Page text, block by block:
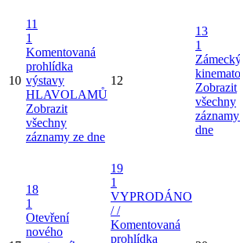
10
11
1
Komentovaná
prohlídka
výstavy
HLAVOLAMŮ
Zobrazit
všechny
záznamy ze dne
12
13
1
Zobrazit
všechny
dne
18
1
Otevření
nového
19
1
VYPRODÁNO
/ /
Komentovaná
prohlídka